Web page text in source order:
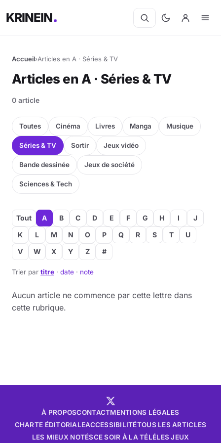
KRINEIN
Accueil›Articles en A · Séries & TV
Articles en A · Séries & TV
0 article
Toutes Cinéma Livres Manga Musique
Séries & TV Sortir Jeux vidéo
Bande dessinée Jeux de société
Sciences & Tech
Tout A B C D E F G H I
J
K
L M N O P Q R S T
U
V
W X Y Z #
Trier par titre · date · note
Aucun article ne commence par cette lettre dans
cette rubrique.
À PROPOSCONTACTMENTIONS LÉGALES
CHARTE ÉDITORIALEACCESSIBILITÉTOUS LES ARTICLES
LES MIEUX NOTÉSCE SOIR À LA TÉLÉLES JEUX